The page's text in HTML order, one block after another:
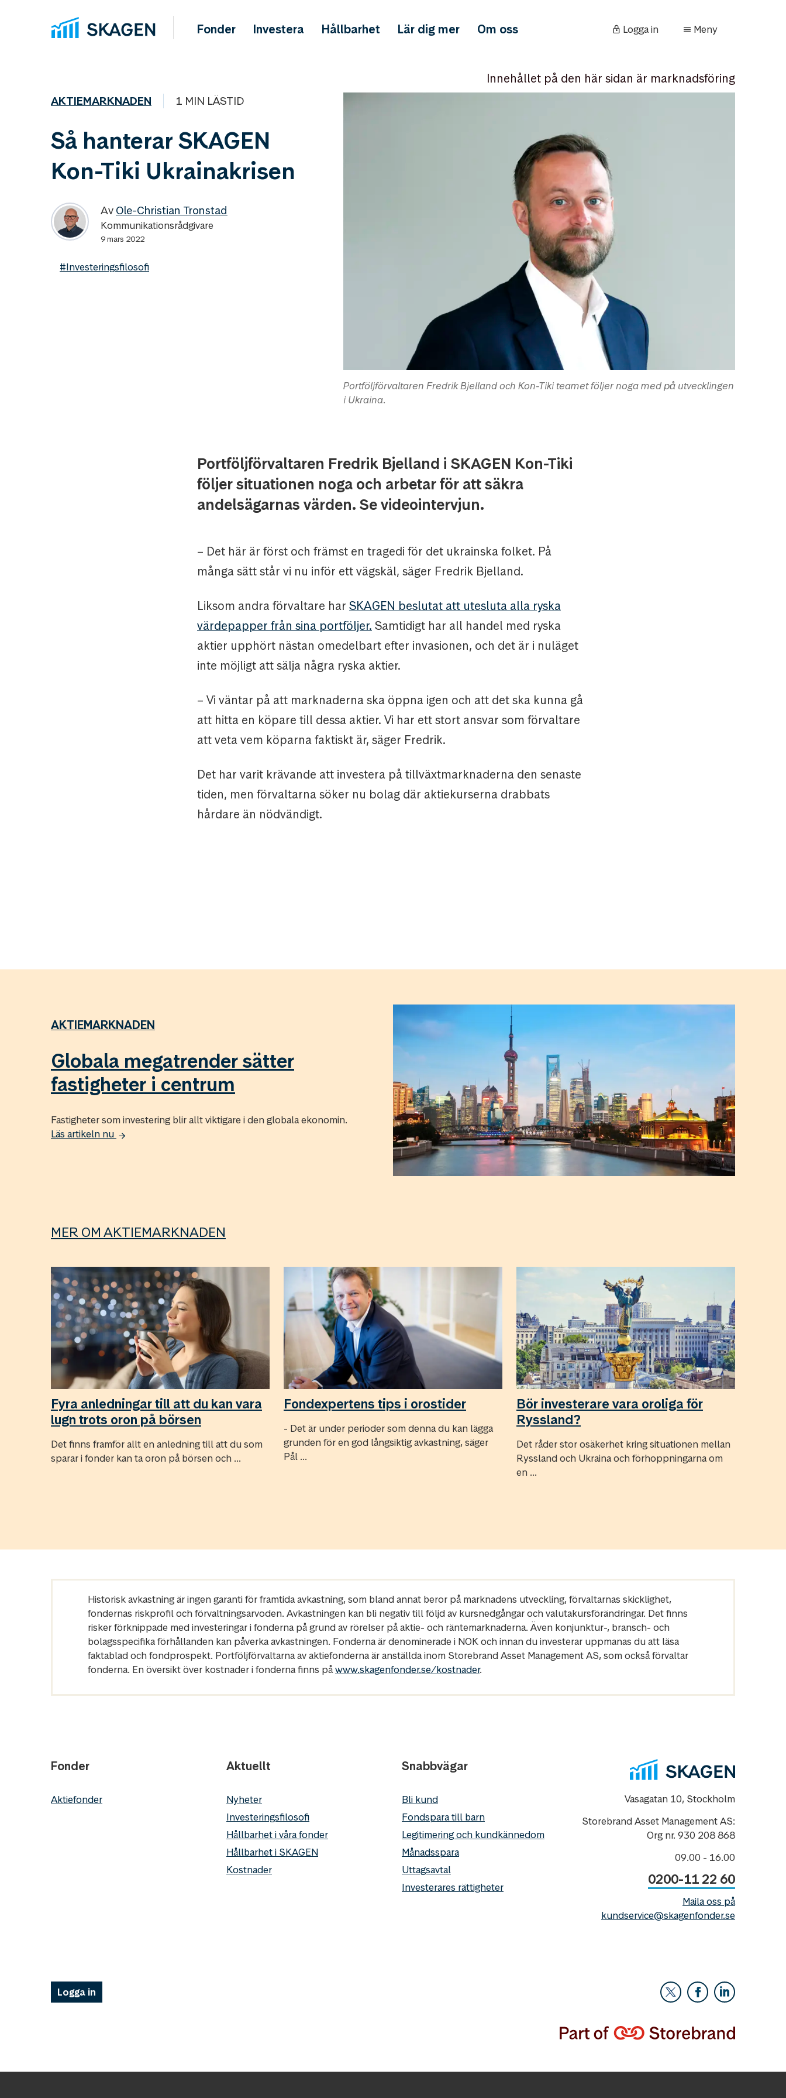
Fonder Investera Hållbarhet Lär dig mer Om oss Logga in Meny
Innehållet på den här sidan är marknadsföring
AKTIEMARKNADEN 1 MIN LÄSTID
Så hanterar SKAGEN
Kon-Tiki Ukrainakrisen
Av Ole-Christian Tronstad
Kommunikationsrådgivare
9 mars 2022
#Investeringsfilosofi
Portföljförvaltaren Fredrik Bjelland och Kon-Tiki teamet följer noga med på utvecklingen
i Ukraina.
Portföljförvaltaren Fredrik Bjelland i SKAGEN Kon-Tiki
följer situationen noga och arbetar för att säkra
andelsägarnas värden. Se videointervjun.
– Det här är först och främst en tragedi för det ukrainska folket. På
många sätt står vi nu inför ett vägskäl, säger Fredrik Bjelland.
Liksom andra förvaltare har SKAGEN beslutat att utesluta alla ryska
värdepapper från sina portföljer. Samtidigt har all handel med ryska
aktier upphört nästan omedelbart efter invasionen, och det är i nuläget
inte möjligt att sälja några ryska aktier.
– Vi väntar på att marknaderna ska öppna igen och att det ska kunna gå
att hitta en köpare till dessa aktier. Vi har ett stort ansvar som förvaltare
att veta vem köparna faktiskt är, säger Fredrik.
Det har varit krävande att investera på tillväxtmarknaderna den senaste
tiden, men förvaltarna söker nu bolag där aktiekurserna drabbats
hårdare än nödvändigt.
AKTIEMARKNADEN
Globala megatrender sätter
fastigheter i centrum
Fastigheter som investering blir allt viktigare i den globala ekonomin.
Läs artikeln nu
MER OM AKTIEMARKNADEN
Fyra anledningar till att du kan vara
lugn trots oron på börsen
Det finns framför allt en anledning till att du som
sparar i fonder kan ta oron på börsen och ...
Fondexpertens tips i orostider
- Det är under perioder som denna du kan lägga
grunden för en god långsiktig avkastning, säger
Pål ...
Bör investerare vara oroliga för
Ryssland?
Det råder stor osäkerhet kring situationen mellan
Ryssland och Ukraina och förhoppningarna om
en ...
Historisk avkastning är ingen garanti för framtida avkastning, som bland annat beror på marknadens utveckling, förvaltarnas skicklighet,
fondernas riskprofil och förvaltningsarvoden. Avkastningen kan bli negativ till följd av kursnedgångar och valutakursförändringar. Det finns
risker förknippade med investeringar i fonderna på grund av rörelser på aktie- och räntemarknaderna. Även konjunktur-, bransch- och
bolagsspecifika förhållanden kan påverka avkastningen. Fonderna är denominerade i NOK och innan du investerar uppmanas du att läsa
faktablad och fondprospekt. Portföljförvaltarna av aktiefonderna är anställda inom Storebrand Asset Management AS, som också förvaltar
fonderna. En översikt över kostnader i fonderna finns påwww.skagenfonder.se/kostnader.
Fonder
Aktiefonder
Aktuellt
Nyheter
Investeringsfilosofi
Hållbarhet i våra fonder
Hållbarhet i SKAGEN
Kostnader
Snabbvägar
Bli kund
Fondspara till barn
Legitimering och kundkännedom
Månadsspara
Uttagsavtal
Investerares rättigheter
Vasagatan 10, Stockholm
Storebrand Asset Management AS:
Org nr. 930 208 868
09.00 - 16.00
0200-11 22 60
Maila oss på
kundservice@skagenfonder.se
Logga in